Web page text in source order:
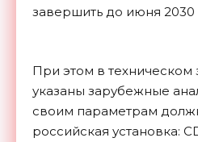
завершить до июня 2030
При этом в техническом
указаны зарубежные
своим параметрам
российская установка: